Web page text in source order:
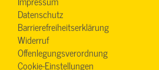
Datenschutz
Barrierefreiheitserklärung
Widerruf
Offenlegungsverordnung
Cookie-Einstellungen